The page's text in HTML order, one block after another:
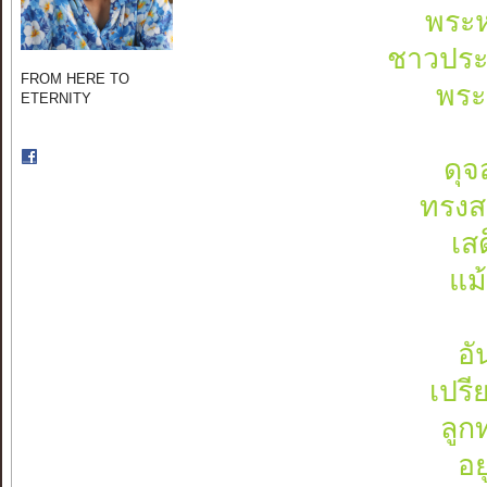
FROM HERE TO
ETERNITY
พระ
ชาวปร
พร
ดุจ
ทรง
เ
แ
อั
เป
ลูก
อ